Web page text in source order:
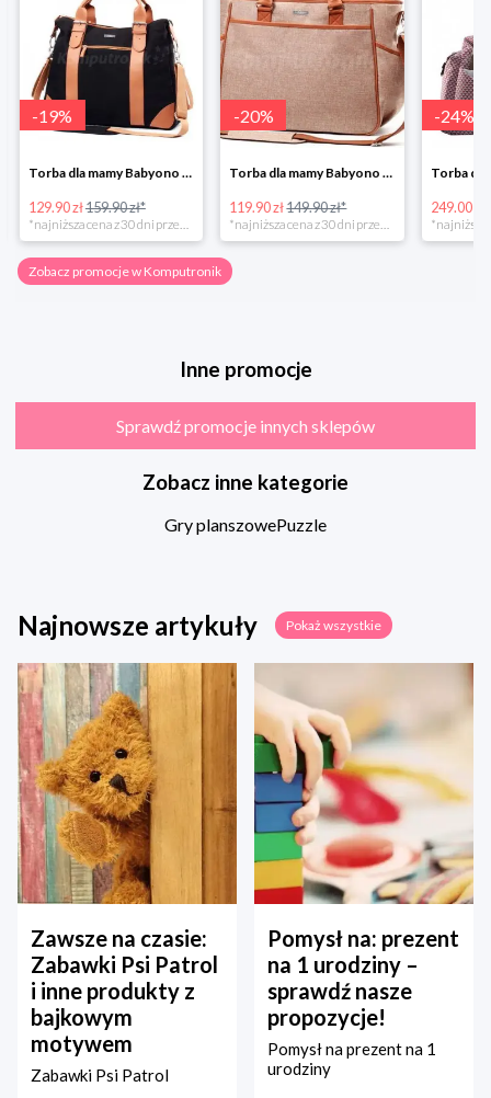
-19%
Torba dla mamy Babyono 1505/01 Comfort Icoinic 5/5
129.90 zł159.90 zł*
*najniższa cena z 30 dni przed obniżką
-20%
Torba dla mamy Babyono 1507/01 Comfort Chic w super cenie
119.90 zł 149.90 zł*
*najniższa cena z 30 dni przed obniżką
-24%
249.00 zł
Zobacz promocje w Komputronik
Inne promocje
Sprawdź promocje innych sklepów
Zobacz inne kategorie
Gry planszowePuzzle
Najnowsze artykuły Pokaż wszystkie
Zawsze na czasie:
Zabawki Psi Patrol
i inne produkty z
bajkowym
motywem
Zabawki Psi Patrol
Pomysł na: prezent
na 1 urodziny –
sprawdź nasze
propozycje!
Pomysł na prezent na 1
urodziny